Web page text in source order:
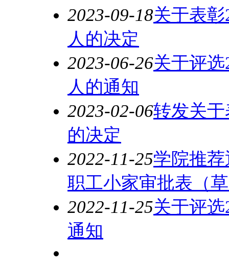
2023-09-18关于表
人的决定
2023-06-26关于评
人的通知
2023-02-06转发关
的决定
2022-11-25学院推
职工小家审批表（
2022-11-25关于评
通知